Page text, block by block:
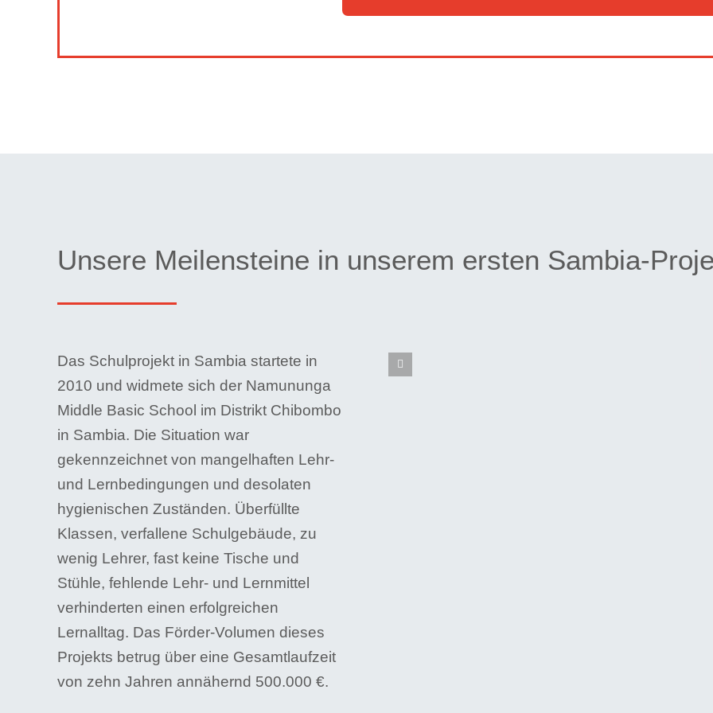
Unsere Meilensteine in unserem ersten Sambia-
Das Schulprojekt in Sambia startete in
2010 und widmete sich der Namununga
Middle Basic School im Distrikt Chibombo
in Sambia. Die Situation war
gekennzeichnet von mangelhaften Lehr-
und Lernbedingungen und desolaten
hygienischen Zuständen. Überfüllte
Klassen, verfallene Schulgebäude, zu
wenig Lehrer, fast keine Tische und
Stühle, fehlende Lehr- und Lernmittel
verhinderten einen erfolgreichen
Lernalltag. Das Förder-Volumen dieses
Projekts betrug über eine Gesamtlaufzeit
von zehn Jahren annähernd 500.000 €.